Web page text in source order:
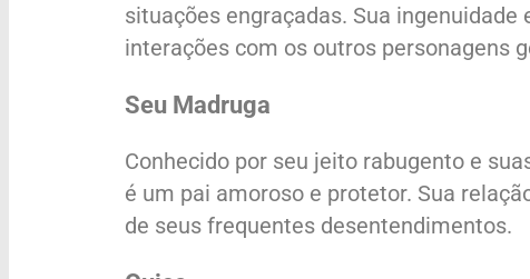
situações engraçadas. Sua
interações com os outros personagens
Seu Madruga
Conhecido por seu jeito rabugento e
é um pai amoroso e protetor. Sua
de seus frequentes desentendimentos.